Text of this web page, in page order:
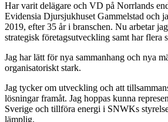
Har varit delägare och VD på Norrlands
Evidensia Djursjukhuset Gammelstad och
2019, efter 35 år i branschen. Nu arbetar
strategisk företagsutveckling samt har flera
Jag har lätt för nya sammanhang och nya
organisatoriskt stark.
Jag tycker om utveckling och att
lösningar framåt. Jag hoppas kunna
Sverige och tillföra energi i SNWKs
lämplig.